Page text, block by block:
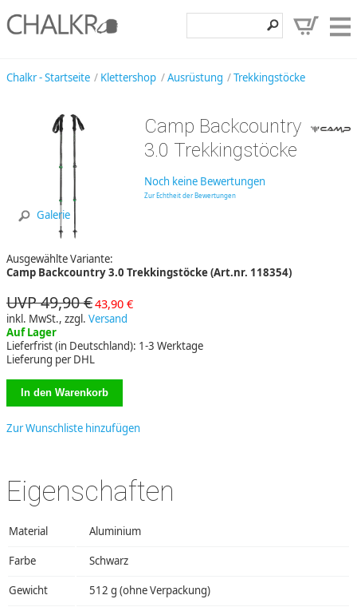
Klettershop
Entdecken
Chalkr - Startseite Klettershop Ausrüstung Trekkingstöcke
Galerie
Camp Backcountry
3.0 Trekkingstöcke
Noch keine Bewertungen
Zur Echtheit der Bewertungen
Ausgewählte Variante:
Camp Backcountry 3.0 Trekkingstöcke (Art.nr. 118354)
UVP 49,90 €43,90 €
inkl. MwSt., zzgl. Versand
Auf Lager
Lieferfrist (in Deutschland): 1-3 Werktage
Lieferung per DHL
Zur Wunschliste hinzufügen
Eigenschaften
Material Aluminium
Farbe Schwarz
Gewicht 512 g (ohne Verpackung)